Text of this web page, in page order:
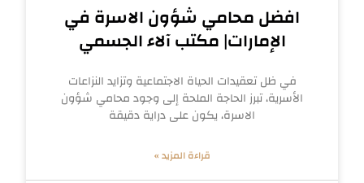
افضل محامي شؤون الاسرة في
الإمارات| مكتب آلاء الجسمي
في ظل تعقيدات الحياة الاجتماعية وتزايد النزاعات
الأسرية، تبرز الحاجة الملحة إلى وجود محامي شؤون
الاسرة، يكون على دراية دقيقة
قراءة المزيد »